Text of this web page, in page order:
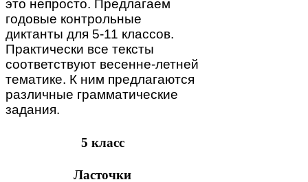
это непросто. Предлагаем
годовые контрольные
диктанты для 5-11 классов.
Практически все тексты
соответствуют весенне-летней
тематике. К ним предлагаются
различные грамматические
задания.
5 класс
Ласточки